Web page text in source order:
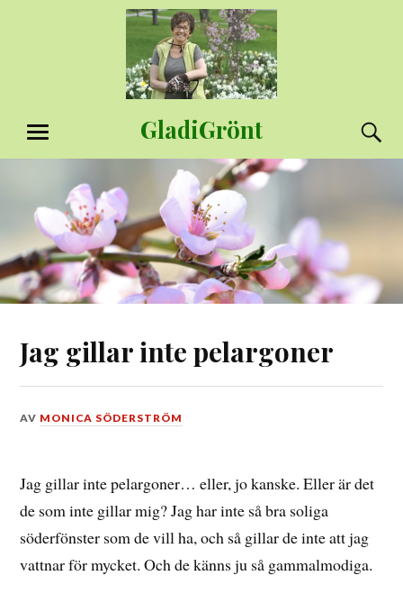
GladiGrönt
MENY
Jag gillar inte pelargoner
DEN
2012
AV MONICA SÖDERSTRÖM
Jag gillar inte pelargoner… eller, jo kanske. Eller är det
de som inte gillar mig? Jag har inte så bra soliga
söderfönster som de vill ha, och så gillar de inte att jag
vattnar för mycket. Och de känns ju så gammalmodiga.